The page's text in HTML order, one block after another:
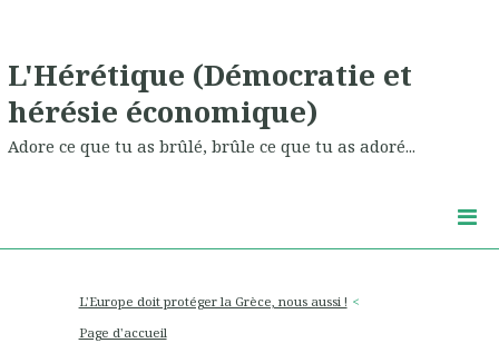
L'Hérétique (Démocratie et
hérésie économique)
Adore ce que tu as brûlé, brûle ce que tu as adoré...
L'Europe doit protéger la Grèce, nous aussi !
Page d'accueil